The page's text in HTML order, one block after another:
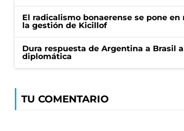
El radicalismo bonaerense se pone
la gestión de Kicillof
Dura respuesta de Argentina a Brasil
diplomática
TU COMENTARIO